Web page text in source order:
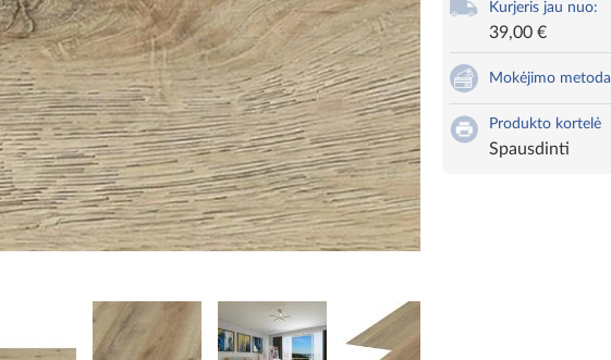
Kurjeris jau nuo:
39,00 €
Mokėjimo
Produkto kortelė
Spausdinti